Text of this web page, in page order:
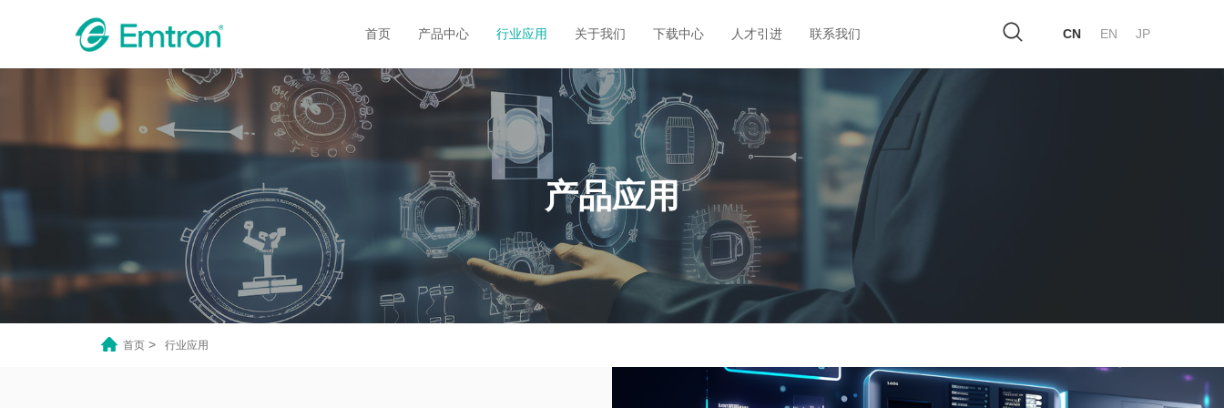
首页 产品中心 行业应用 关于我们 下载中心 人才引进 联系我们 CN EN JP
产品应用
首页 > 行业应用